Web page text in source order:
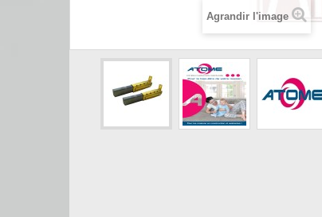
Agrandir l'image